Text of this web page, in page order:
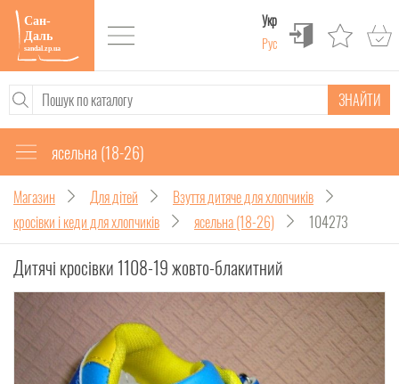
Укр
Рус
ЗНАЙТИ
ясельна (18-26)
Магазин Для дітей
Взуття дитяче для хлопчиків
кросівки і кеди для хлопчиків
ясельна (18-26) 104273
Дитячі кросівки 1108-19 жовто-блакитний